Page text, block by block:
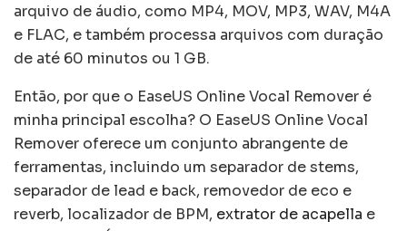
arquivo de áudio, como MP4, MOV, MP3, WAV, M4A
e FLAC, e também processa arquivos com duração
de até 60 minutos ou 1 GB.
Então, por que o EaseUS Online Vocal Remover é
minha principal escolha? O EaseUS Online Vocal
Remover oferece um conjunto abrangente de
ferramentas, incluindo um separador de stems,
separador de lead e back, removedor de eco e
reverb, localizador de BPM, extrator de acapella e